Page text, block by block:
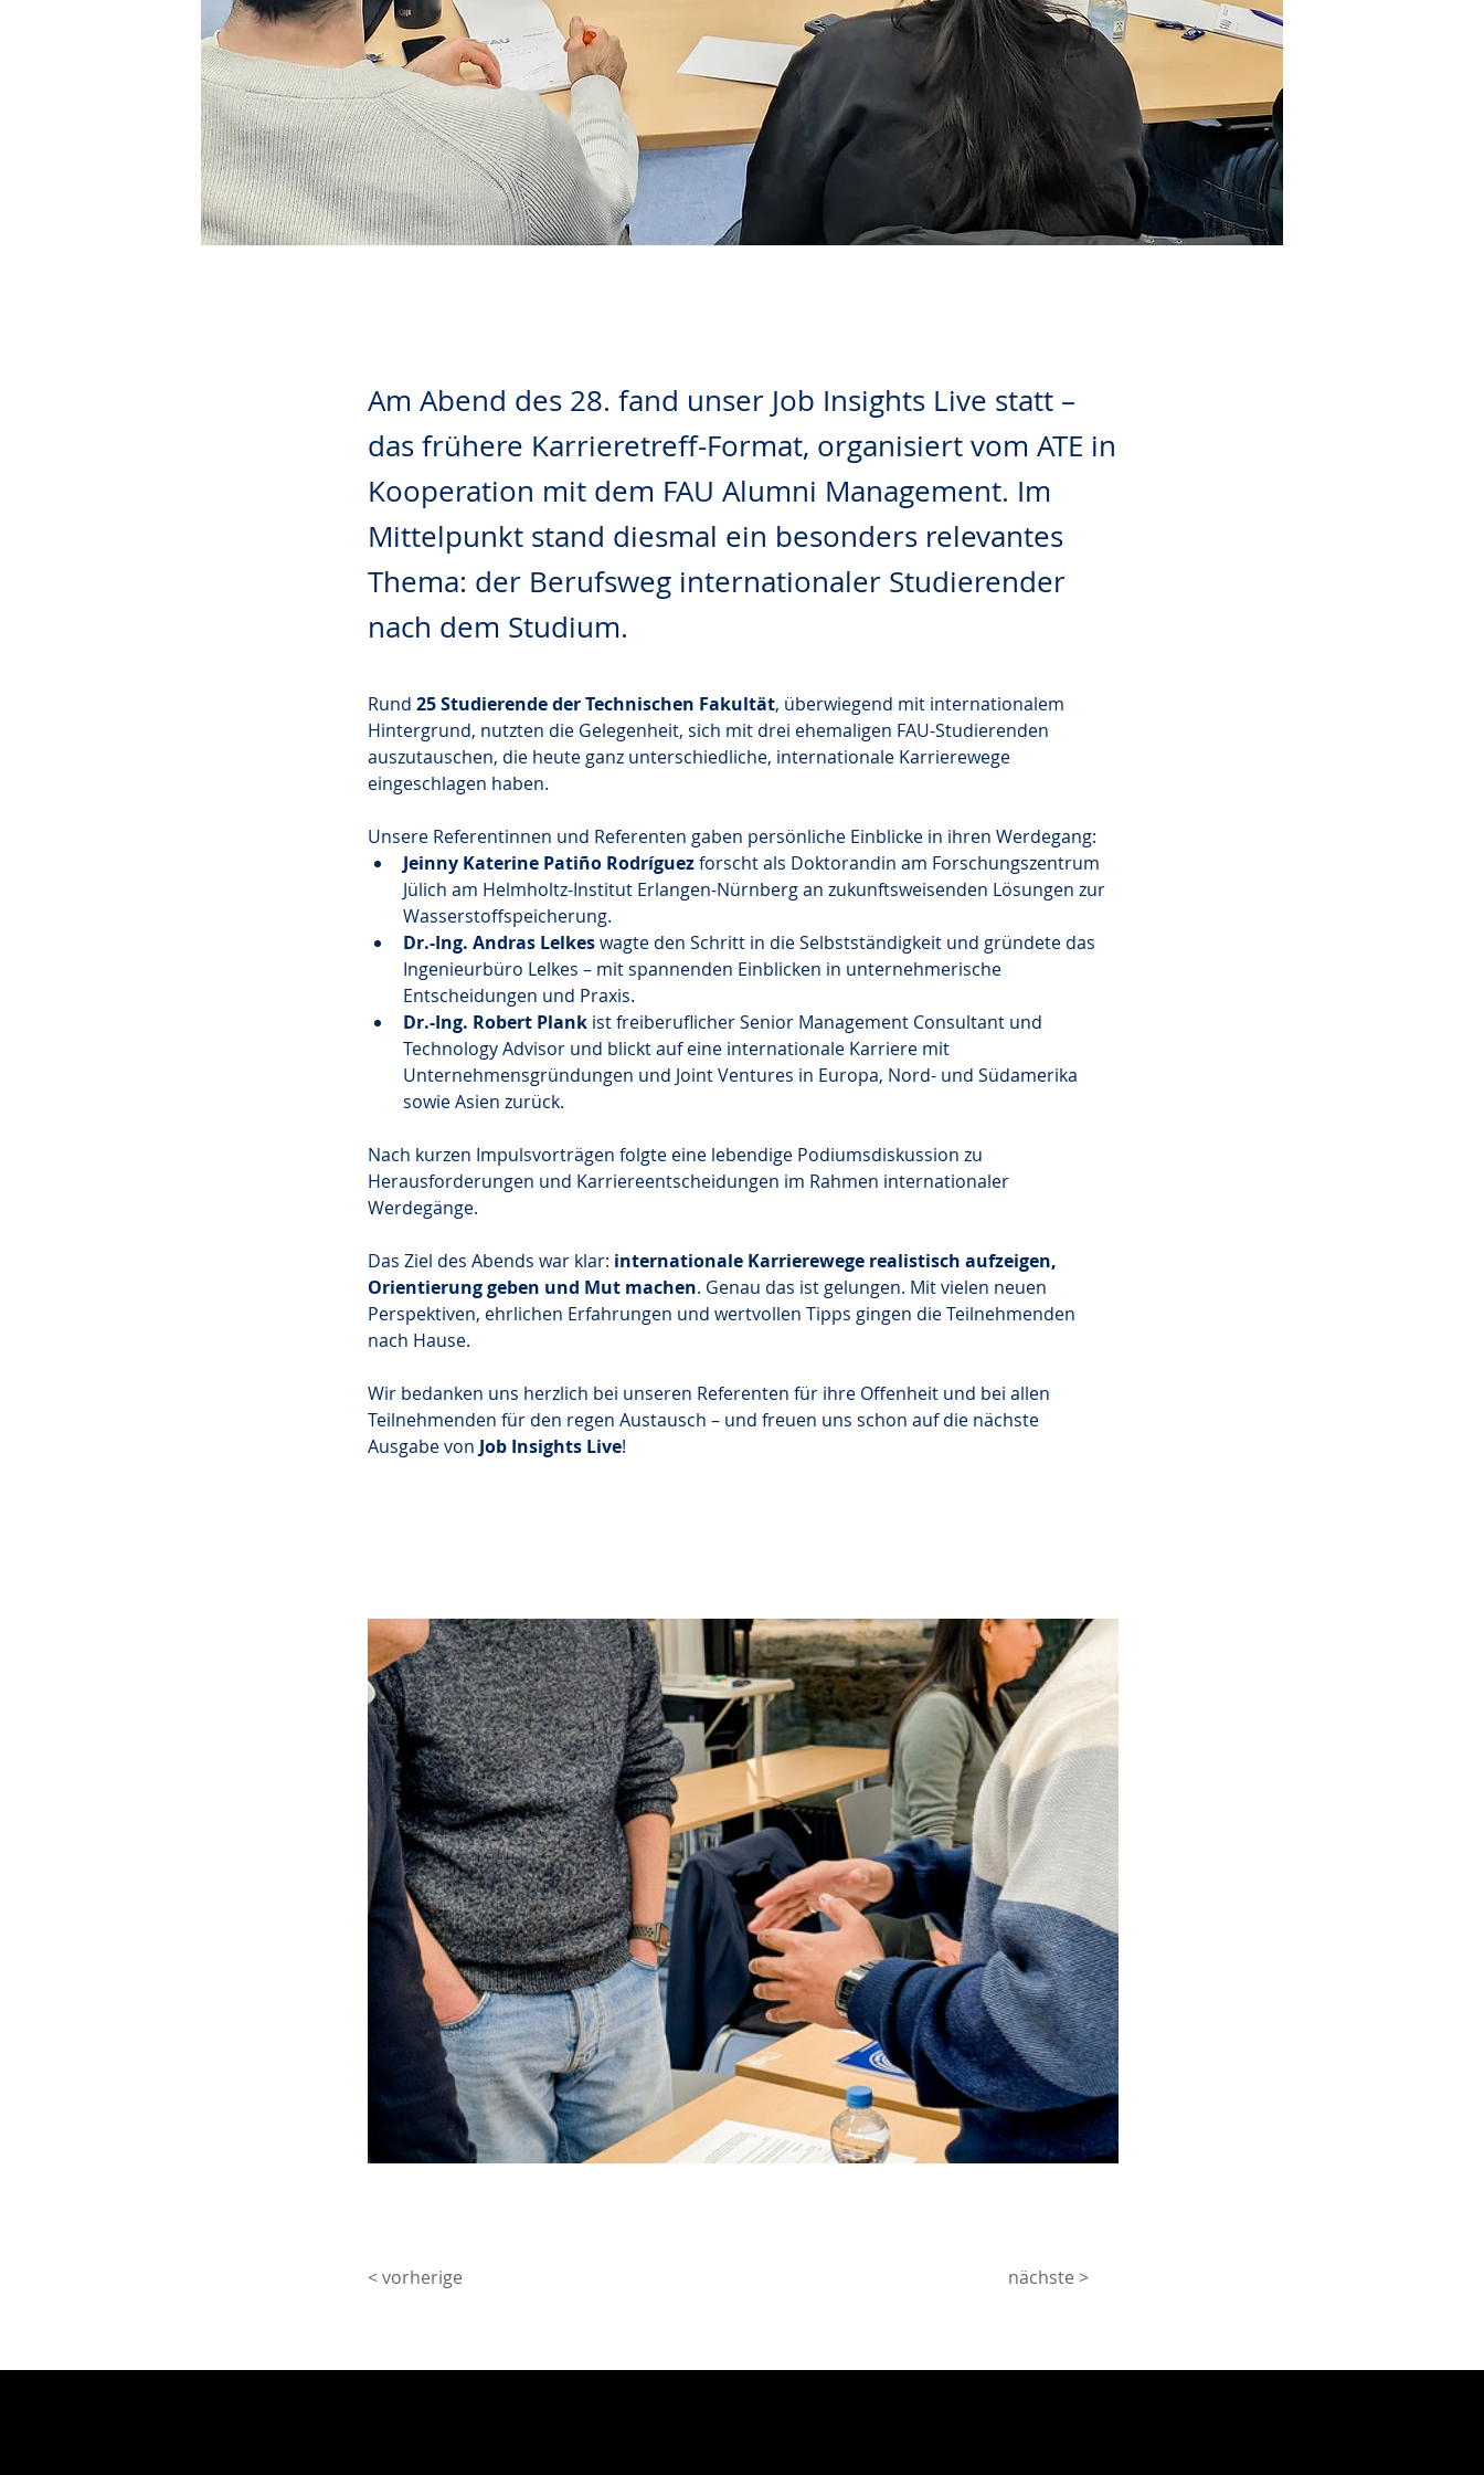
Am Abend des 28. fand unser Job Insights Live statt –
das frühere Karrieretreff-Format, organisiert vom ATE in
Kooperation mit dem FAU Alumni Management. Im
Mittelpunkt stand diesmal ein besonders relevantes
Thema: der Berufsweg internationaler Studierender
nach dem Studium.
Rund 25 Studierende der Technischen Fakultät, überwiegend mit internationalem
Hintergrund, nutzten die Gelegenheit, sich mit drei ehemaligen FAU-Studierenden
auszutauschen, die heute ganz unterschiedliche, internationale Karrierewege
eingeschlagen haben.
Unsere Referentinnen und Referenten gaben persönliche Einblicke in ihren Werdegang:
Jeinny Katerine Patiño Rodríguez forscht als Doktorandin am Forschungszentrum
Jülich am Helmholtz-Institut Erlangen-Nürnberg an zukunftsweisenden Lösungen zur
Wasserstoffspeicherung.
Dr.-Ing. Andras Lelkes wagte den Schritt in die Selbstständigkeit und gründete das
Ingenieurbüro Lelkes – mit spannenden Einblicken in unternehmerische
Entscheidungen und Praxis.
Dr.-Ing. Robert Plank ist freiberuflicher Senior Management Consultant und
Technology Advisor und blickt auf eine internationale Karriere mit
Unternehmensgründungen und Joint Ventures in Europa, Nord- und Südamerika
sowie Asien zurück.
Nach kurzen Impulsvorträgen folgte eine lebendige Podiumsdiskussion zu
Herausforderungen und Karriereentscheidungen im Rahmen internationaler
Werdegänge.
Das Ziel des Abends war klar: internationale Karrierewege realistisch aufzeigen,
Orientierung geben und Mut machen. Genau das ist gelungen. Mit vielen neuen
Perspektiven, ehrlichen Erfahrungen und wertvollen Tipps gingen die Teilnehmenden
nach Hause.
Wir bedanken uns herzlich bei unseren Referenten für ihre Offenheit und bei allen
Teilnehmenden für den regen Austausch – und freuen uns schon auf die nächste
Ausgabe von Job Insights Live!
< vorherige nächste >